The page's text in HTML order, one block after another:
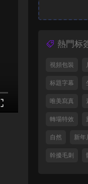
熱門标
視頻包裝
标題字幕
唯美寫真
轉場特效
自然 新年
幹擾毛刺